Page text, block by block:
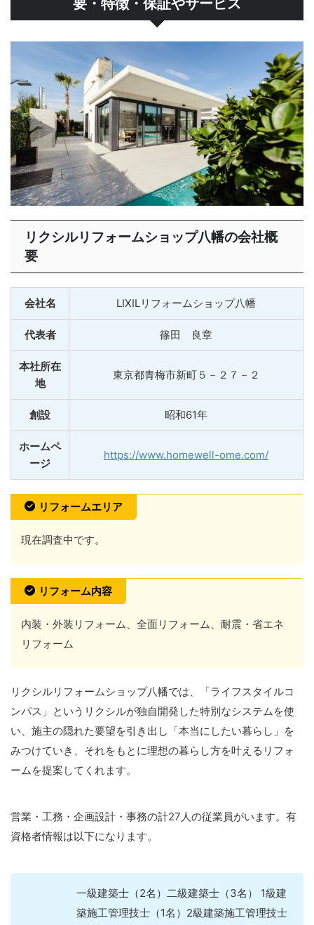
要・特徴・保証やサービス
リクシルリフォームショップ八幡の会社概
要
会社名 LIXILリフォームショップ八幡
代表者 篠田 良章
本社所在
地
東京都青梅市新町５－２７－２
創設 昭和61年
ホームペ
ージ
https://www.homewell-ome.com/
リフォームエリア
現在調査中です。
リフォーム内容
内装・外装リフォーム、全面リフォーム、耐震・省エネ
リフォーム
リクシルリフォームショップ八幡では、「ライフスタイルコ
ンパス」というリクシルが独自開発した特別なシステムを使
い、施主の隠れた要望を引き出し「本当にしたい暮らし」を
みつけていき、それをもとに理想の暮らし方を叶えるリフォ
ームを提案してくれます。
営業・工務・企画設計・事務の計27人の従業員がいます。有
資格者情報は以下になります。
一級建築士（2名）二級建築士（3名） 1級建
築施工管理技士（1名）2級建築施工管理技士